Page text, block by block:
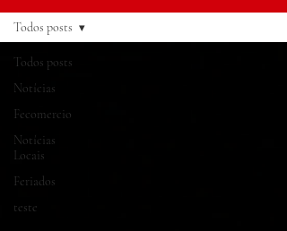
Todos posts
Notícias
Fecomercio
Notícias
Locais
Feriados
teste
Todos posts